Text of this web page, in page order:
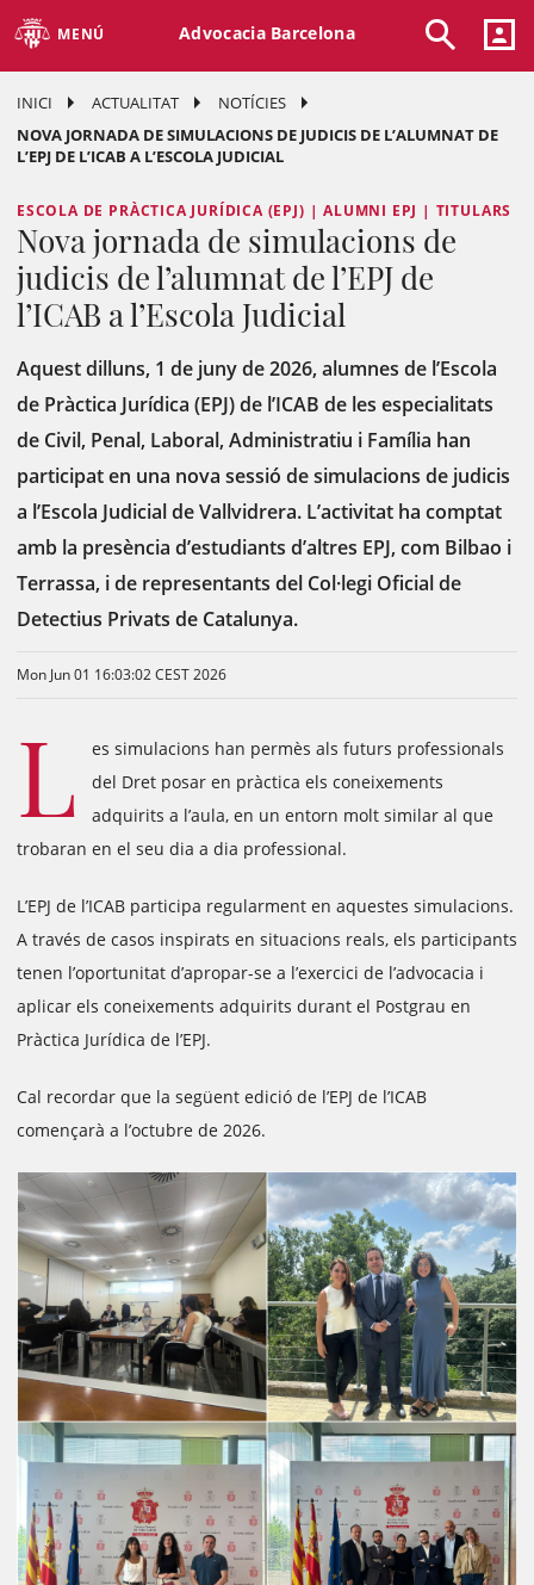
MENÚ Advocacia Barcelona
INICI ACTUALITAT
NOTÍCIES
NOVA JORNADA DE SIMULACIONS DE JUDICIS DE L’ALUMNAT DE
L’EPJ DE L’ICAB A L’ESCOLA JUDICIAL
ESCOLA DE PRÀCTICA JURÍDICA (EPJ) | ALUMNI EPJ | TITULARS
Nova jornada de simulacions de
judicis de l’alumnat de l’EPJ de
l’ICAB a l’Escola Judicial
Aquest dilluns, 1 de juny de 2026, alumnes de l’Escola
de Pràctica Jurídica (EPJ) de l’ICAB de les especialitats
de Civil, Penal, Laboral, Administratiu i Família han
participat en una nova sessió de simulacions de judicis
a l’Escola Judicial de Vallvidrera. L’activitat ha comptat
amb la presència d’estudiants d’altres EPJ, com Bilbao i
Terrassa, i de representants del Col·legi Oficial de
Detectius Privats de Catalunya.
Mon Jun 01 16:03:02 CEST 2026
L
es simulacions han permès als futurs professionals
del Dret posar en pràctica els coneixements
adquirits a l’aula, en un entorn molt similar al que
trobaran en el seu dia a dia professional.
L’EPJ de l’ICAB participa regularment en aquestes simulacions.
A través de casos inspirats en situacions reals, els participants
tenen l’oportunitat d’apropar-se a l’exercici de l’advocacia i
aplicar els coneixements adquirits durant el Postgrau en
Pràctica Jurídica de l’EPJ.
Cal recordar que la següent edició de l’EPJ de l’ICAB
començarà a l’octubre de 2026.